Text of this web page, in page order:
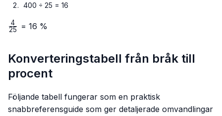
400 ÷ 25 = 16
\frac{4}
25
4 = 16 %
Konverteringstabell från bråk till
procent
Följande tabell fungerar som en praktisk
snabbreferensguide som ger detaljerade omvandlingar